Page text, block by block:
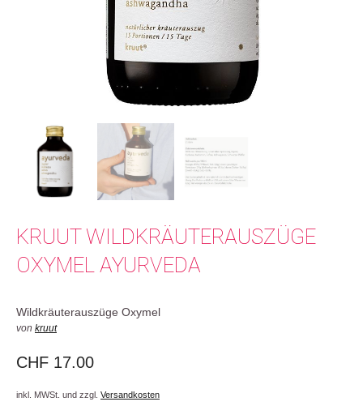
KRUUT WILDKRÄUTERAUSZÜGE
OXYMEL AYURVEDA
Wildkräuterauszüge Oxymel
von kruut
CHF 17.00
inkl. MWSt. und zzgl. Versandkosten